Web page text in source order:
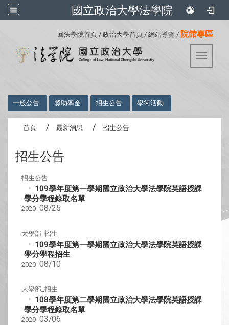
國立政治大學法學院
回法學院首頁 / 政治大學首頁 / 網站導覽 / 院館專區
Toggle
一般公告 獎助學金 招生公告 學術活動
首頁 最新消息 招生公告
招生公告
招生公告
109學年度第一學期國立政治大學法學院英語授課
學分學程錄取名單
2020- 08/25
大學部_招生
109學年度第一學期國立政治大學法學院英語授課
學分學程招生
2020- 08/10
大學部_招生
108學年度第二學期國立政治大學法學院英語授課
學分學程錄取名單
2020- 03/06